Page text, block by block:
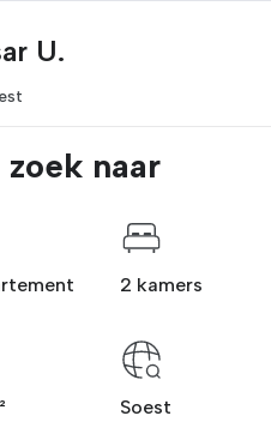
U.
zoek naar
2 kamers
Soest